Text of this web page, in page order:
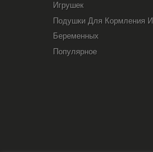
Игрушек
Подушки Для Кормления И
Беременных
Популярное